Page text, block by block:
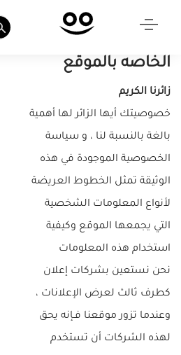
سياسة الخصوصية
الخاصه بالموقع
زائرنا الكريم
خصوصيتك أيها الزائر لها أهمية
بالغة بالنسبة لنا ، و سياسة
الخصوصية الموجودة في هذه
الوثيقة تمثل الخطوط العريضة
لأنواع المعلومات الشخصية
التي يجمعها الموقع وكيفية
استخدام هذه المعلومات
نحن نستعين بشركات إعلان
كطرف ثالث لعرض الإعلانات ،
وعندما تزور موقعنا فـإنه يحق
لهذه الشركات أن تستخدم